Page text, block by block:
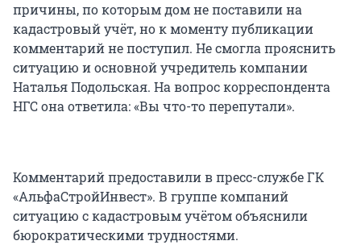
причины, по которым дом не поставили на
кадастровый учёт, но к моменту публикации
комментарий не поступил. Не смогла прояснить
ситуацию и основной учредитель компании
Наталья Подольская. На вопрос корреспондента
НГС она ответила: «Вы что-то перепутали».
Комментарий предоставили в пресс-службе ГК
«АльфаСтройИнвест». В группе компаний
ситуацию с кадастровым учётом объяснили
бюрократическими трудностями.